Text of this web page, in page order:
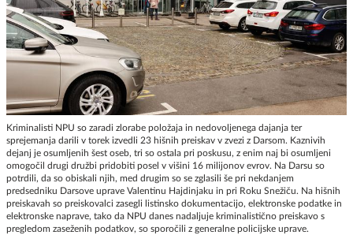
Kriminalisti NPU so zaradi zlorabe položaja in nedovoljenega dajanja ter
sprejemanja darili v torek izvedli 23 hišnih preiskav v zvezi z Darsom. Kaznivih
dejanj je osumljenih šest oseb, tri so ostala pri poskusu, z enim naj bi osumljeni
omogočil drugi družbi pridobiti posel v višini 16 milijonov evrov. Na Darsu so
potrdili, da so obiskali njih, med drugim so se zglasili še pri nekdanjem
predsedniku Darsove uprave Valentinu Hajdinjaku in pri Roku Snežiču. Na hišnih
preiskavah so preiskovalci zasegli listinsko dokumentacijo, elektronske podatke in
elektronske naprave, tako da NPU danes nadaljuje kriminalistično preiskavo s
pregledom zaseženih podatkov, so sporočili z generalne policijske uprave.